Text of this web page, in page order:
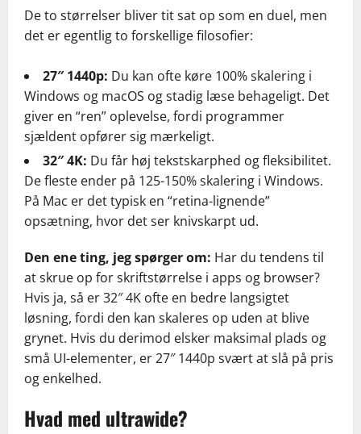
De to størrelser bliver tit sat op som en duel, men
det er egentlig to forskellige filosofier:
27″ 1440p: Du kan ofte køre 100% skalering i
Windows og macOS og stadig læse behageligt. Det
giver en “ren” oplevelse, fordi programmer
sjældent opfører sig mærkeligt.
32″ 4K: Du får høj tekstskarphed og fleksibilitet.
De fleste ender på 125-150% skalering i Windows.
På Mac er det typisk en “retina-lignende”
opsætning, hvor det ser knivskarpt ud.
Den ene ting, jeg spørger om: Har du tendens til
at skrue op for skriftstørrelse i apps og browser?
Hvis ja, så er 32″ 4K ofte en bedre langsigtet
løsning, fordi den kan skaleres op uden at blive
grynet. Hvis du derimod elsker maksimal plads og
små UI-elementer, er 27″ 1440p svært at slå på pris
og enkelhed.
Hvad med ultrawide?